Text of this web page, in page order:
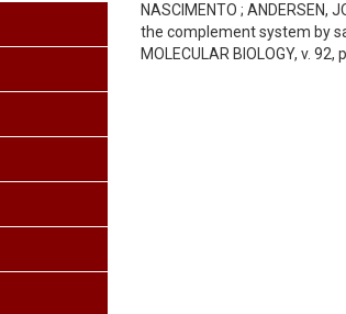
NASCIMENTO ; ANDERSEN,
the complement system by
MOLECULAR BIOLOGY, v. 92,